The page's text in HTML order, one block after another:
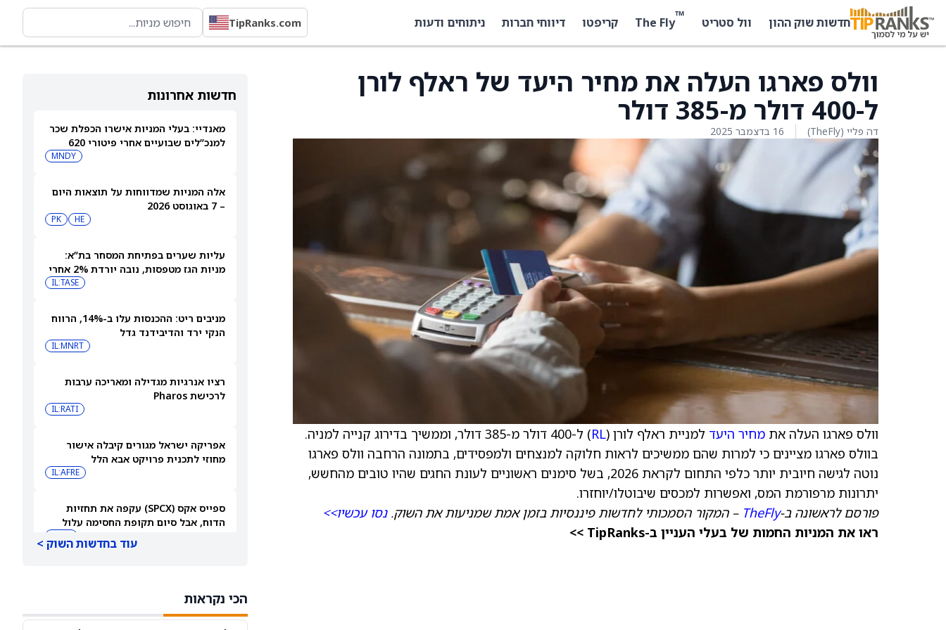
חדשות שוק ההון וול סטריט ™
The Fly קריפטו דיווחי חברות ניתוחים ודעות TipRanks.com
חדשות אחרונות
מאנדיי: בעלי המניות אישרו הכפלת שכר
למנכ”לים שבועיים אחרי פיטורי 620
MNDY
אלה המניות שמדווחות על תוצאות היום
– 7 באוגוסט 2026
HE
PK
עליות שערים בפתיחת המסחר בת”א:
מניות הגז מטפסות, נובה יורדת 2% אחרי
IL:TASE
מניבים ריט: ההכנסות עלו ב-14%, הרווח
הנקי ירד והדיבידנד גדל
IL:MNRT
רציו אנרגיות מגדילה ומאריכה ערבות
לרכישת Pharos
IL:RATI
אפריקה ישראל מגורים קיבלה אישור
מחוזי לתכנית פרויקט אבא הלל
IL:AFRE
ספייס אקס (SPCX) עקפה את תחזיות
הדוח, אבל סיום תקופת החסימה עלול
התעסוקה של יולי
עוד בחדשות השוק >
הכי נקראות
וולס פארגו העלה את מחיר היעד של ראלף לורן
ל-400 דולר מ-385 דולר
דה פליי (TheFly) 16 בדצמבר 2025
וולס פארגו העלה את מחיר היעד למניית ראלף לורן (RL
) ל-400 דולר מ-385 דולר, וממשיך בדירוג קנייה למניה.
בוולס פארגו מציינים כי למרות שהם ממשיכים לראות חלוקה למנצחים ולמפסידים, בתמונה הרחבה וולס פארגו
נוטה לגישה חיובית יותר כלפי התחום לקראת 2026, בשל סימנים ראשוניים לעונת החגים שהיו טובים מהחשש,
יתרונות מרפורמת המס, ואפשרות למכסים שיבוטלו/יוחזרו.
פורסם לראשונה ב-TheFly – המקור הסמכותי לחדשות פיננסיות בזמן אמת שמניעות את השוק.נסו עכשיו>>
ראו את המניות החמות של בעלי העניין ב-TipRanks >>